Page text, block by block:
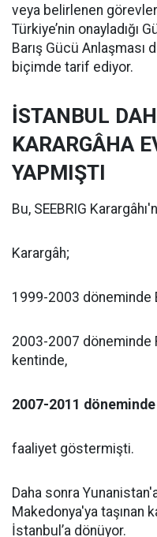
veya belirlenen
Türkiye’nin onayladığı
Barış Gücü Anlaşması
biçimde tarif ediyor.
İSTANBUL
KARARGÂHA
YAPMIŞTI
Bu, SEEBRIG
Karargâh;
1999-2003 döneminde
2003-2007 döneminde
kentinde,
2007-2011 döneminde
faaliyet göstermişti.
Daha sonra
Makedonya'ya taşınan
İstanbul’a dönüyor.